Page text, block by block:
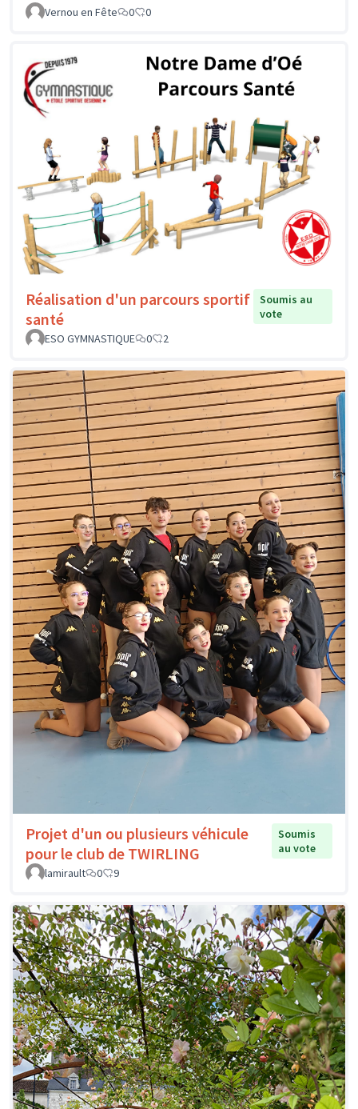
Vernou en Fête 0 0
Réalisation d'un parcours sportif
santé
Soumis au
vote
ESO GYMNASTIQUE
0 2
Projet d'un ou plusieurs véhicule
pour le club de TWIRLING
Soumis
au vote
lamirault
0 9